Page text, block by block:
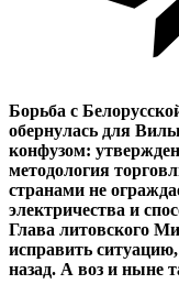
Борьба с
обернулась для
конфузом:
методология
странами не
электричества и
Глава литовского
исправить
назад. А воз и ныне